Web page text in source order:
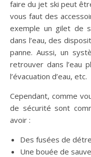
faire du jet ski peut
vous faut des
exemple un gilet de
dans l’eau, des
panne. Aussi, un
retrouver dans l’eau
l’évacuation d’eau, etc.
Cependant, comme
de sécurité sont
avoir :
Des fusées de
Une bouée de